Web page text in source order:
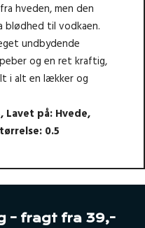
hveden, men den
blødhed til vodkaen.
undbydende
og en ret kraftig,
i alt en lækker og
, Lavet på: Hvede,
0.5
– fragt fra 39,-